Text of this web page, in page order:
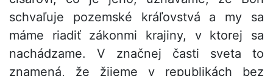
schvaľuje pozemské kráľovstvá a my sa
máme riadiť zákonmi krajiny, v ktorej sa
nachádzame. V značnej časti sveta to
znamená, že žijeme v republikách bez